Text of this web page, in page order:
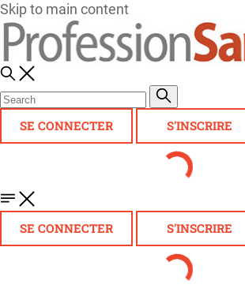
Skip to main content
SE CONNECTER S'INSCRIRE
SE CONNECTER S'INSCRIRE